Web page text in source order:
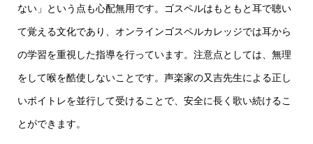
ない」という点も心配無用です。ゴスペルはもともと耳で聴い
て覚える文化であり、オンラインゴスペルカレッジでは耳から
の学習を重視した指導を行っています。注意点としては、無理
をして喉を酷使しないことです。声楽家の又吉先生による正し
いボイトレを並行して受けることで、安全に長く歌い続けるこ
とができます。